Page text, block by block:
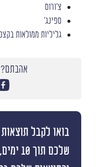
צ'ורוס
ספינג'
גליליות ממולאות
בואו לקבל